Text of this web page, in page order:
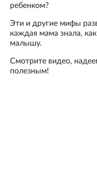
ребенком?
Эти и другие мифы
каждая мама знала,
малышу.
Смотрите видео,
полезным!